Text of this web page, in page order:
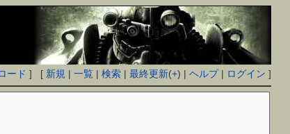
ード ] [ 新規 |一覧 |検索 |最終更新(+) |ヘルプ| ログイン ]